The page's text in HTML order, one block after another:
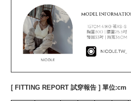
[ FITTING REPORT 試穿報告 ] 單位:cm